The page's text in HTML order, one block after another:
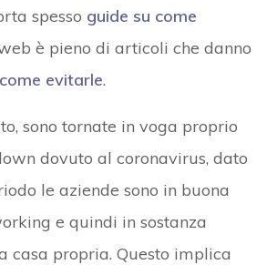
spesso guide su come
è pieno di articoli che danno
evitarle.
sono tornate in voga proprio
dovuto al coronavirus, dato
le aziende sono in buona
e quindi in sostanza
casa propria. Questo implica